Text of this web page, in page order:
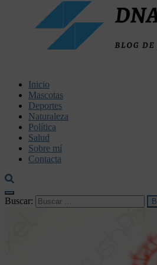
dnaservic.es
Inicio
Mascotas
Deportes
Naturaleza
Política
Salud
Sobre mí
Contacta
Buscar: